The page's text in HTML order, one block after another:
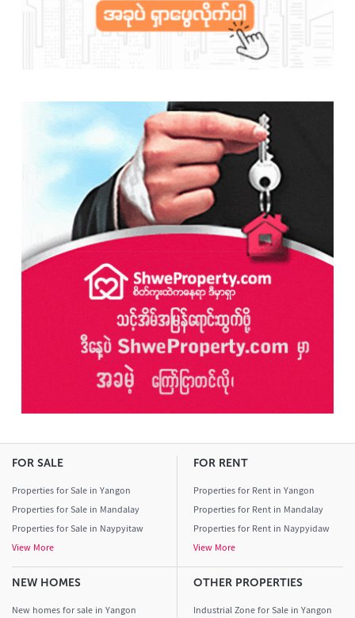
FOR SALE
Properties for Sale in Yangon
Properties for Sale in Mandalay
Properties for Sale in Naypyitaw
View More
FOR RENT
Properties for Rent in Yangon
Properties for Rent in Mandalay
Properties for Rent in Naypyidaw
View More
NEW HOMES
New homes for sale in Yangon
OTHER PROPERTIES
Industrial Zone for Sale in Yangon